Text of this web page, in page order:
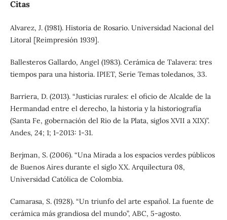
Citas
Alvarez, J. (1981). Historia de Rosario. Universidad Nacional del
Litoral [Reimpresión 1939].
Ballesteros Gallardo, Angel (1983). Cerámica de Talavera: tres
tiempos para una historia. IPIET, Serie Temas toledanos, 33.
Barriera, D. (2013). “Justicias rurales: el oficio de Alcalde de la
Hermandad entre el derecho, la historia y la historiografía
(Santa Fe, gobernación del Rio de la Plata, siglos XVII a XIX)”.
Andes, 24; 1; 1-2013: 1-31.
Berjman, S. (2006). “Una Mirada a los espacios verdes públicos
de Buenos Aires durante el siglo XX. Arquilectura 08,
Universidad Católica de Colombia.
Camarasa, S. (1928). “Un triunfo del arte español. La fuente de
cerámica más grandiosa del mundo”, ABC, 5-agosto.